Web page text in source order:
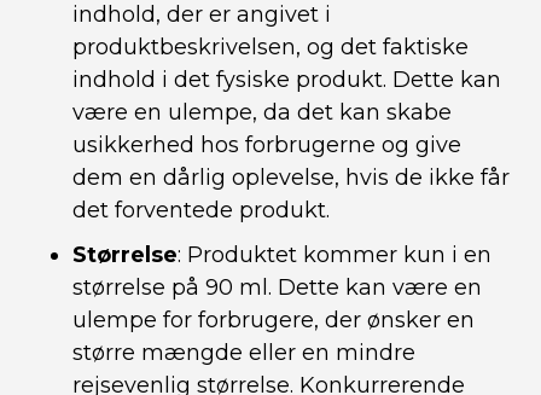
indhold, der er angivet i
produktbeskrivelsen, og det faktiske
indhold i det fysiske produkt. Dette kan
være en ulempe, da det kan skabe
usikkerhed hos forbrugerne og give
dem en dårlig oplevelse, hvis de ikke får
det forventede produkt.
Størrelse: Produktet kommer kun i en
størrelse på 90 ml. Dette kan være en
ulempe for forbrugere, der ønsker en
større mængde eller en mindre
rejsevenlig størrelse. Konkurrerende